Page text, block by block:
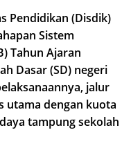
Pendidikan (Disdik)
Sistem
Tahun Ajaran
Dasar (SD) negeri
jalur
utama dengan kuota
tampung sekolah